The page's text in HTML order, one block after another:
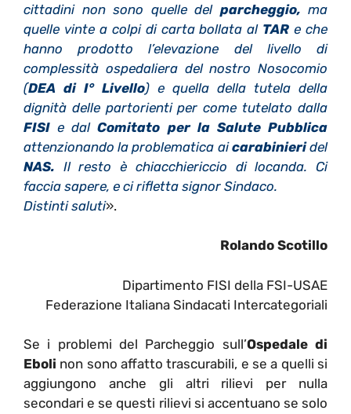
cittadini non sono quelle del parcheggio, ma
quelle vinte a colpi di carta bollata al TAR e che
hanno prodotto l’elevazione del livello di
complessità ospedaliera del nostro Nosocomio
(DEA di I° Livello) e quella della tutela della
dignità delle partorienti per come tutelato dalla
FISI e dalComitato per la Salute Pubblica
attenzionando la problematica aicarabinieridel
NAS. Il resto è chiacchiericcio di locanda. Ci
faccia sapere, e ci rifletta signor Sindaco.
Distinti saluti».
Rolando Scotillo
Dipartimento FISI della FSI-USAE
Federazione Italiana Sindacati Intercategoriali
Se i problemi del Parcheggio sull’Ospedale di
Eboli non sono affatto trascurabili, e se a quelli si
aggiungono anche gli altri rilievi per nulla
secondari e se questi rilievi si accentuano se solo